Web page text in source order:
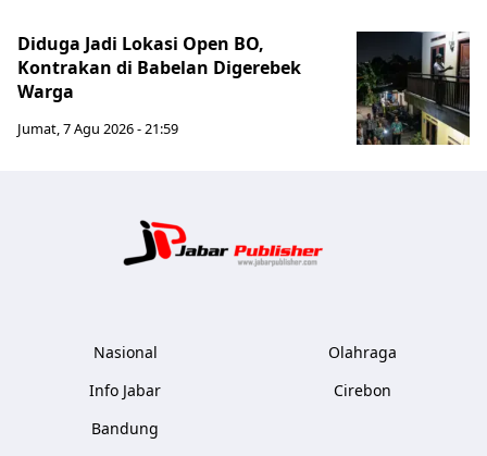
Diduga Jadi Lokasi Open BO,
Kontrakan di Babelan Digerebek
Warga
Jumat, 7 Agu 2026 - 21:59
Nasional
Info Jabar
Bandung
Olahraga
Cirebon